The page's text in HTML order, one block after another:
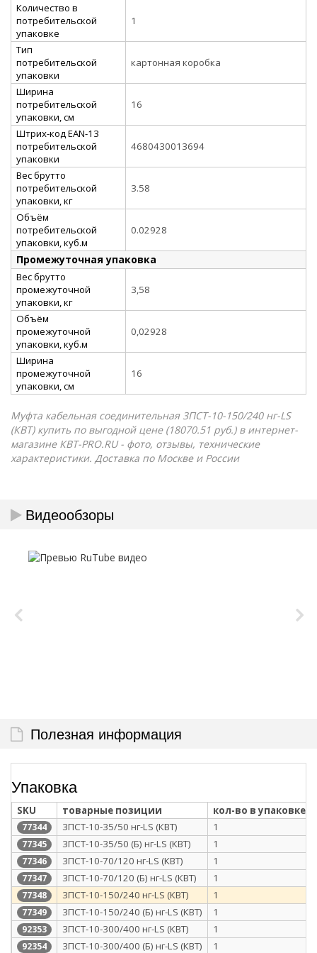
Количество в
потребительской
упаковке
1
Тип
потребительской
упаковки
картонная коробка
Ширина
потребительской
упаковки, см
16
Штрих-код EAN-13
потребительской
упаковки
4680430013694
Вес брутто
потребительской
упаковки, кг
3.58
Объём
потребительской
упаковки, куб.м
0.02928
Промежуточная упаковка
Вес брутто
промежуточной
упаковки, кг
3,58
Объём
промежуточной
упаковки, куб.м
0,02928
Ширина
промежуточной
упаковки, см
16
Муфта кабельная соединительная 3ПСТ-10-150/240 нг-LS
(КВТ) купить по выгодной цене (18070.51 руб.) в интернет-
магазине КВТ-PRO.RU - фото, отзывы, технические
характеристики. Доставка по Москве и России
Видеообзоры
Полезная информация
Упаковка
SKU товарные позиции кол-во в упаковке
77344 3ПСТ-10-35/50 нг-LS (КВТ) 1
77345 3ПСТ-10-35/50 (Б) нг-LS (КВТ) 1
77346 3ПСТ-10-70/120 нг-LS (КВТ) 1
77347 3ПСТ-10-70/120 (Б) нг-LS (КВТ) 1
77348 3ПСТ-10-150/240 нг-LS (КВТ) 1
77349 3ПСТ-10-150/240 (Б) нг-LS (КВТ) 1
92353 3ПСТ-10-300/400 нг-LS (КВТ) 1
92354 3ПСТ-10-300/400 (Б) нг-LS (КВТ) 1